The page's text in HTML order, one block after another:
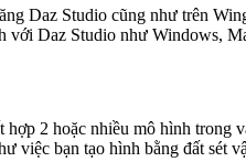
Daz Studio cũng như trên
với Daz Studio như Windows,
2 hoặc nhiều mô hình
việc bạn tạo hình bằng đất sét